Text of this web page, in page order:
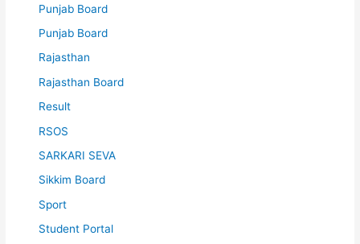
Punjab Board
Punjab Board
Rajasthan
Rajasthan Board
Result
RSOS
SARKARI SEVA
Sikkim Board
Sport
Student Portal